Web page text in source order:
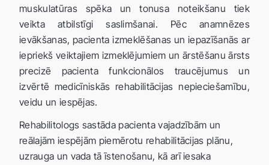
muskulatūras spēka un tonusa noteikšanu tiek
veikta atbilstīgi saslimšanai. Pēc anamnēzes
ievākšanas, pacienta izmeklēšanas un iepazīšanās ar
iepriekš veiktajiem izmeklējumiem un ārstēšanu ārsts
precizē pacienta funkcionālos traucējumus un
izvērtē medicīniskās rehabilitācijas nepieciešamību,
veidu un iespējas.
Rehabilitologs sastāda pacienta vajadzībām un
reālajām iespējām piemērotu rehabilitācijas plānu,
uzrauga un vada tā īstenošanu, kā arī iesaka